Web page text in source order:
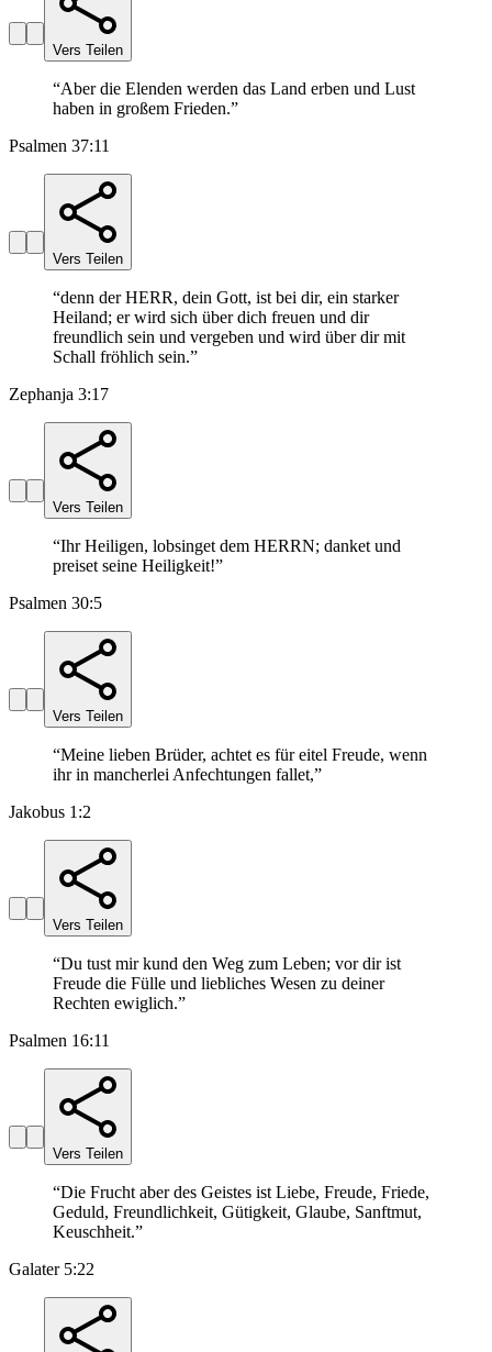
Vers Teilen
“Aber die Elenden werden das Land erben und Lust
haben in großem Frieden.”
Psalmen 37:11
Vers Teilen
“denn der HERR, dein Gott, ist bei dir, ein starker
Heiland; er wird sich über dich freuen und dir
freundlich sein und vergeben und wird über dir mit
Schall fröhlich sein.”
Zephanja 3:17
Vers Teilen
“Ihr Heiligen, lobsinget dem HERRN; danket und
preiset seine Heiligkeit!”
Psalmen 30:5
Vers Teilen
“Meine lieben Brüder, achtet es für eitel Freude, wenn
ihr in mancherlei Anfechtungen fallet,”
Jakobus 1:2
Vers Teilen
“Du tust mir kund den Weg zum Leben; vor dir ist
Freude die Fülle und liebliches Wesen zu deiner
Rechten ewiglich.”
Psalmen 16:11
Vers Teilen
“Die Frucht aber des Geistes ist Liebe, Freude, Friede,
Geduld, Freundlichkeit, Gütigkeit, Glaube, Sanftmut,
Keuschheit.”
Galater 5:22